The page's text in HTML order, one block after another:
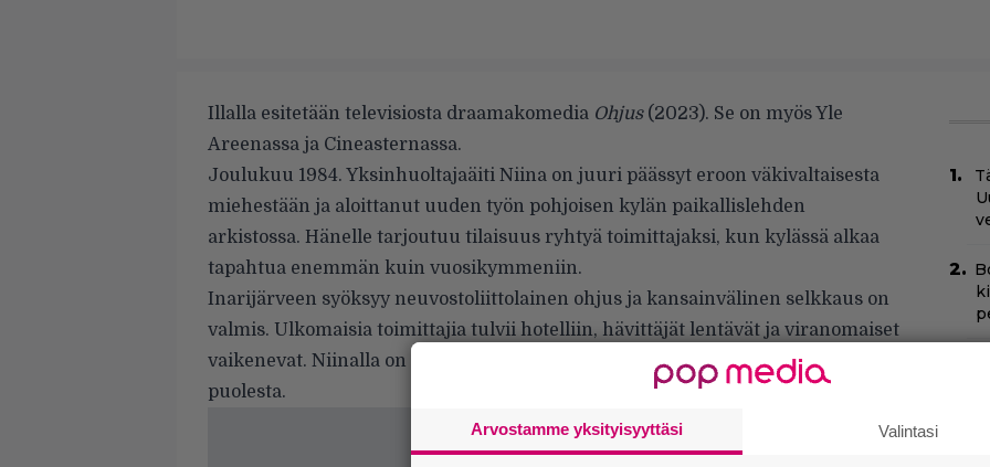
Illalla esitetään televisiosta draamakomedia Ohjus(2023). Se on myös Yle
Areenassa ja Cineasternassa.
Joulukuu 1984. Yksinhuoltajaäiti Niina on juuri päässyt eroon väkivaltaisesta
miehestään ja aloittanut uuden työn pohjoisen kylän paikallislehden
arkistossa. Hänelle tarjoutuu tilaisuus ryhtyä toimittajaksi, kun kylässä alkaa
tapahtua enemmän kuin vuosikymmeniin.
Inarijärveen syöksyy neuvostoliittolainen ohjus ja kansainvälinen selkkaus on
valmis. Ulkomaisia toimittajia tulvii hotelliin, hävittäjät lentävät ja viranomaiset
vaikenevat. Niinalla on käsissään juttu, jos hän vain uskaltaa taistella sen
puolesta.
Arvostamme yksityisyyttäsi Valintasi